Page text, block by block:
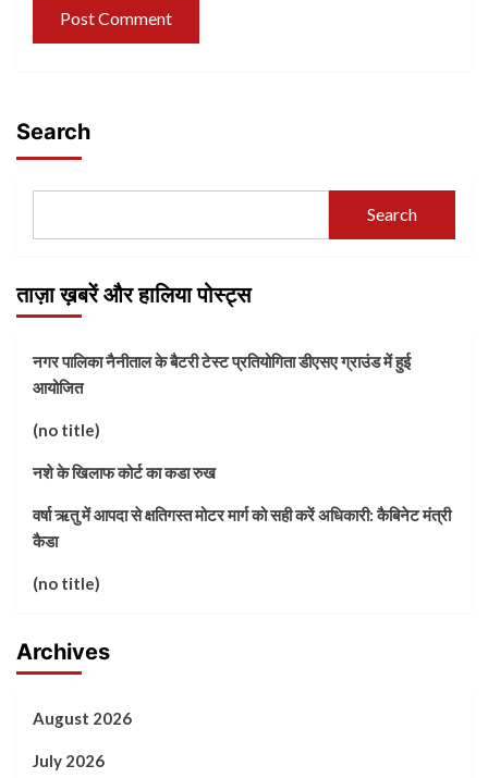
Search
Search
ताज़ा ख़बरें और हालिया पोस्ट्स
नगर पालिका नैनीताल के बैटरी टेस्ट प्रतियोगिता डीएसए ग्राउंड में हुई
आयोजित
(no title)
नशे के खिलाफ कोर्ट का कडा रुख
वर्षा ऋतु में आपदा से क्षतिगस्त मोटर मार्ग को सही करें अधिकारी: कैबिनेट मंत्री
कैडा
(no title)
Archives
August 2026
July 2026